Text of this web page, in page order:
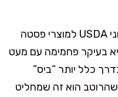
ומה לגבי הערך התזונתי? לפי נתוני USDA למוצרי פסטה
בעיקר פחמימה עם מעט
כלל יותר “ביס”
הוא זה שמחליט